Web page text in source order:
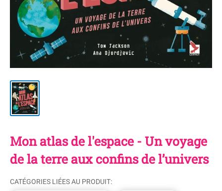
Mon atlas de l'espace - Un voyage
de la terre aux confins de l’univers
CATÉGORIES LIÉES AU PRODUIT: